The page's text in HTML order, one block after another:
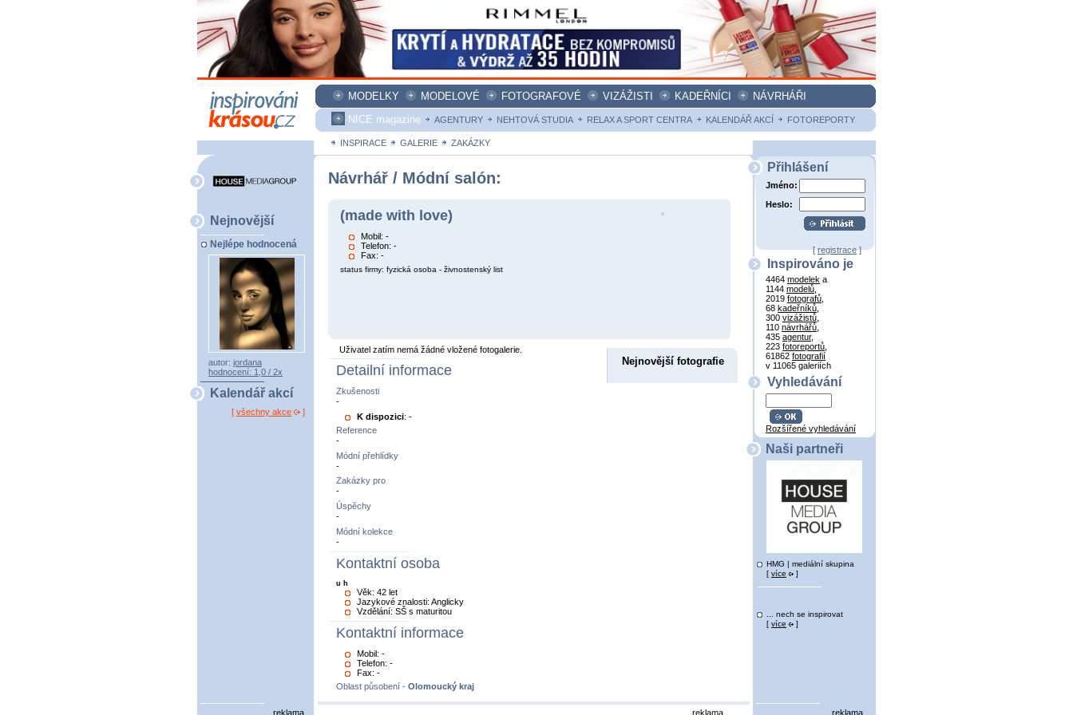
MODELKY MODELOVÉ FOTOGRAFOVÉ VIZÁŽISTI KADEŘNÍCI
NÁVRHÁŘI
NICE magazine
AGENTURY NEHTOVÁ STUDIA RELAX A SPORT CENTRA KALENDÁŘ AKCÍ FOTOREPORTY
INSPIRACE GALERIE ZAKÁZKY
Nejnovější
Nejlépe hodnocená
autor: jordana
hodnocení: 1,0 / 2x
Kalendář akcí
[ všechny akce ]
Návrhář / Módní salón:
(made with love)
Mobil: -
Telefon: -
Fax: -
status firmy: fyzická osoba - živnostenský list
Nejnovější fotografie
Uživatel zatím nemá žádné vložené fotogalerie.
Detailní informace
Zkušenosti
-
K dispozici: -
Reference
-
Módní přehlídky
-
Zakázky pro
-
Úspěchy
-
Módní kolekce
-
Kontaktní osoba
u h
Věk: 42 let
Jazykové znalosti: Anglicky
Vzdělání: SŠ s maturitou
Kontaktní informace
Mobil: -
Telefon: -
Fax: -
Oblast působení - Olomoucký kraj
Přihlášení
Jméno:
Heslo:
[registrace]
Inspirováno je
4464 modelek a
1144 modelů
2019 fotografů
68 kadeřníků
300 vizážistů
110 návrhářů
435 agentur,
223 fotoreportů
61862 fotografií
v 11065 galeriích
Vyhledávání
Rozšířené vyhledávání
Naši partneři
HMG | mediální skupina
[ více ]
... nech se inspirovat
[ více ]
reklama reklama reklama